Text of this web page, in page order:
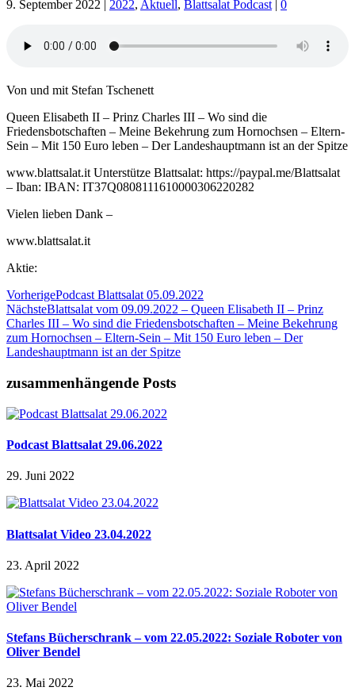
9. September 2022 | 2022, Aktuell, Blattsalat Podcast | 0
Von und mit Stefan Tschenett
Queen Elisabeth II – Prinz Charles III – Wo sind die
Friedensbotschaften – Meine Bekehrung zum Hornochsen – Eltern-
Sein – Mit 150 Euro leben – Der Landeshauptmann ist an der Spitze
www.blattsalat.it Unterstütze Blattsalat: https://paypal.me/Blattsalat
– Iban: IBAN: IT37Q0808111610000306220282
Vielen lieben Dank –
www.blattsalat.it
Aktie:
VorherigePodcast Blattsalat 05.09.2022
NächsteBlattsalat vom 09.09.2022 – Queen Elisabeth II – Prinz
Charles III – Wo sind die Friedensbotschaften – Meine Bekehrung
zum Hornochsen – Eltern-Sein – Mit 150 Euro leben – Der
Landeshauptmann ist an der Spitze
zusammenhängende Posts
Podcast Blattsalat 29.06.2022
29. Juni 2022
Blattsalat Video 23.04.2022
23. April 2022
Stefans Bücherschrank – vom 22.05.2022: Soziale Roboter von
Oliver Bendel
23. Mai 2022